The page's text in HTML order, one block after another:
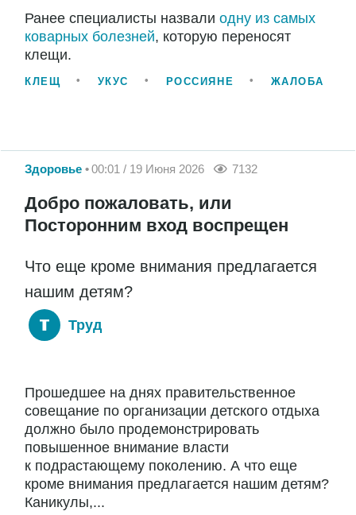
Ранее специалисты назвали одну из самых
коварных болезней, которую переносят
клещи.
КЛЕЩ УКУС РОССИЯНЕ ЖАЛОБА
Здоровье 00:01 / 19 Июня 2026 7132
Добро пожаловать, или
Посторонним вход воспрещен
Что еще кроме внимания предлагается
нашим детям?
Труд
Прошедшее на днях правительственное
совещание по организации детского отдыха
должно было продемонстрировать
повышенное внимание власти
к подрастающему поколению. А что еще
кроме внимания предлагается нашим детям?
Каникулы,...